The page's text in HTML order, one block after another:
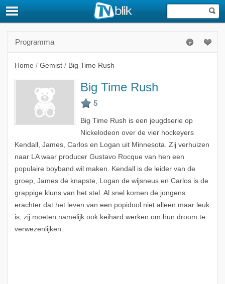
Programma
Home / Gemist / Big Time Rush
Big Time Rush
Big Time Rush is een jeugdserie op
Nickelodeon over de vier hockeyers
Kendall, James, Carlos en Logan uit Minnesota. Zij verhuizen
naar LA waar producer Gustavo Rocque van hen een
populaire boyband wil maken. Kendall is de leider van de
groep, James de knapste, Logan de wijsneus en Carlos is de
grappige kluns van het stel. Al snel komen de jongens
erachter dat het leven van een popidool niet alleen maar leuk
is, zij moeten namelijk ook keihard werken om hun droom te
verwezenlijken.